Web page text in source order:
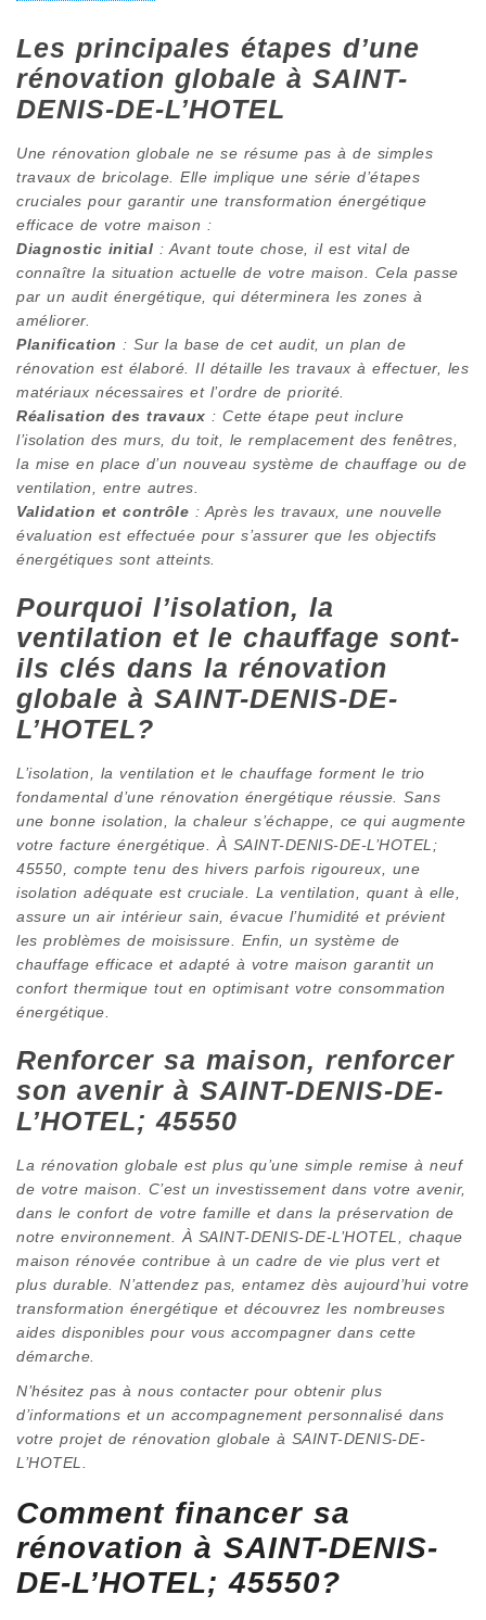
Les principales étapes d’une
rénovation globale à SAINT-
DENIS-DE-L’HOTEL
Une rénovation globale ne se résume pas à de simples
travaux de bricolage. Elle implique une série d’étapes
cruciales pour garantir une transformation énergétique
efficace de votre maison :
Diagnostic initial : Avant toute chose, il est vital de
connaître la situation actuelle de votre maison. Cela passe
par un audit énergétique, qui déterminera les zones à
améliorer.
Planification : Sur la base de cet audit, un plan de
rénovation est élaboré. Il détaille les travaux à effectuer, les
matériaux nécessaires et l’ordre de priorité.
Réalisation des travaux : Cette étape peut inclure
l’isolation des murs, du toit, le remplacement des fenêtres,
la mise en place d’un nouveau système de chauffage ou de
ventilation, entre autres.
Validation et contrôle : Après les travaux, une nouvelle
évaluation est effectuée pour s’assurer que les objectifs
énergétiques sont atteints.
Pourquoi l’isolation, la
ventilation et le chauffage sont-
ils clés dans la rénovation
globale à SAINT-DENIS-DE-
L’HOTEL?
L’isolation, la ventilation et le chauffage forment le trio
fondamental d’une rénovation énergétique réussie. Sans
une bonne isolation, la chaleur s’échappe, ce qui augmente
votre facture énergétique. À SAINT-DENIS-DE-L’HOTEL;
45550, compte tenu des hivers parfois rigoureux, une
isolation adéquate est cruciale. La ventilation, quant à elle,
assure un air intérieur sain, évacue l’humidité et prévient
les problèmes de moisissure. Enfin, un système de
chauffage efficace et adapté à votre maison garantit un
confort thermique tout en optimisant votre consommation
énergétique.
Renforcer sa maison, renforcer
son avenir à SAINT-DENIS-DE-
L’HOTEL; 45550
La rénovation globale est plus qu’une simple remise à neuf
de votre maison. C’est un investissement dans votre avenir,
dans le confort de votre famille et dans la préservation de
notre environnement. À SAINT-DENIS-DE-L’HOTEL, chaque
maison rénovée contribue à un cadre de vie plus vert et
plus durable. N’attendez pas, entamez dès aujourd’hui votre
transformation énergétique et découvrez les nombreuses
aides disponibles pour vous accompagner dans cette
démarche.
N’hésitez pas à nous contacter pour obtenir plus
d’informations et un accompagnement personnalisé dans
votre projet de rénovation globale à SAINT-DENIS-DE-
L’HOTEL.
Comment financer sa
rénovation à SAINT-DENIS-
DE-L’HOTEL; 45550?